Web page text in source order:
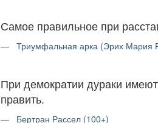
Самое правильное при
Триумфальная арка (Эрих Мария
При демократии дураки
править.
Бертран Рассел (100+)